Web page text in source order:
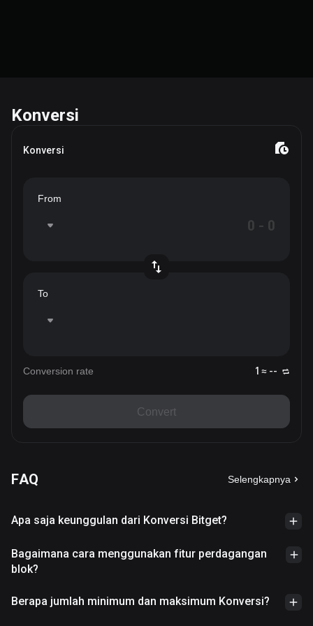
Konversi
Konversi
From
To
Conversion rate 1 ≈ --
Convert
FAQ Selengkapnya
Apa saja keunggulan dari Konversi Bitget?
Bagaimana cara menggunakan fitur perdagangan
blok?
Berapa jumlah minimum dan maksimum Konversi?